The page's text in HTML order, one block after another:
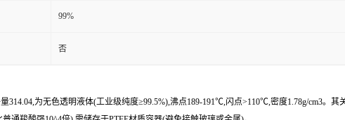
99%
否
314.04,为无色透明液体(工业级纯度≥99.5%),沸点189-191℃,闪点>110℃,密度1.78g/cm3。